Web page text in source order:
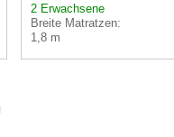
2 Erwachsene
Breite Matratzen:
1,8 m